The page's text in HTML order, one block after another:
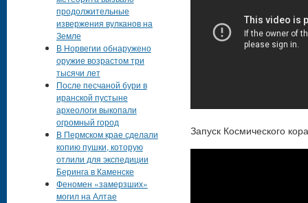
Запуск Космического
продолжительные
извержения вулканов на
Земле
В Норвегии обнаружено
оружие возрастом три
тысячи лет
После песчаной бури в
иранской пустыне
археологи выкопали
огромный город
В Пермском крае сделали
копию пушки, которую
отлили для экспедиции
Беринга в Каменске
Феномен «замерзших»
могил на Алтае